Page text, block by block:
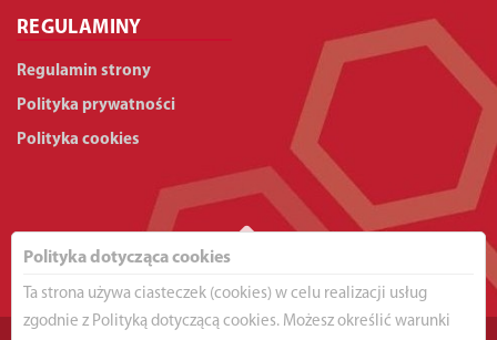
REGULAMINY
Regulamin strony
Polityka prywatności
Polityka cookies
Polityka dotycząca cookies
Ta strona używa ciasteczek (cookies) w celu realizacji usług
zgodnie z Polityką dotyczącą cookies. Możesz określić warunki